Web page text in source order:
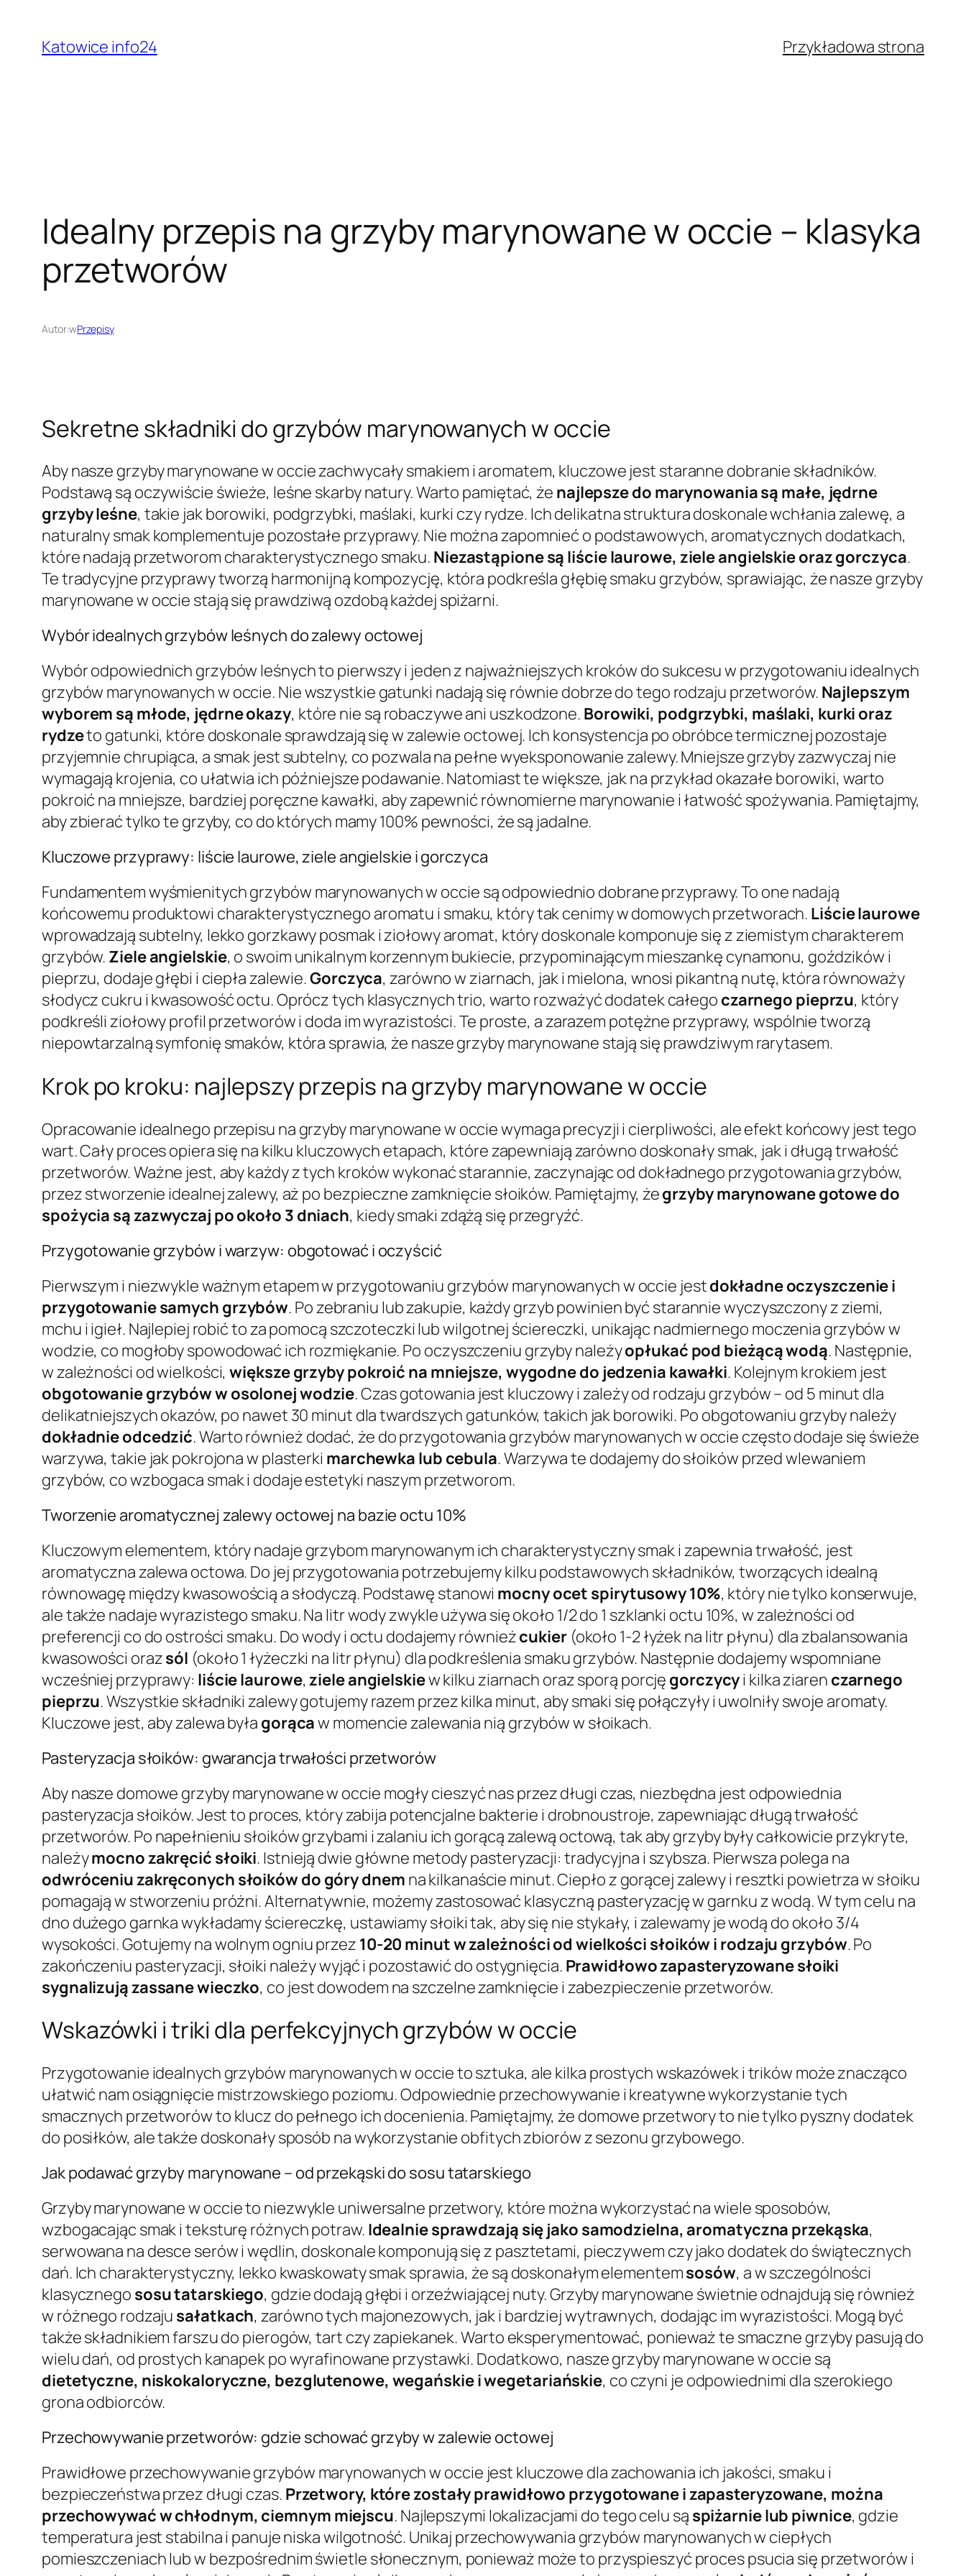
treści
Katowice info24 Przykładowa strona
Idealny przepis na grzyby marynowane w occie – klasyka
przetworów
Autor:wPrzepisy
Sekretne składniki do grzybów marynowanych w occie
Aby nasze grzyby marynowane w occie zachwycały smakiem i aromatem, kluczowe jest staranne dobranie składników.
Podstawą są oczywiście świeże, leśne skarby natury. Warto pamiętać, że najlepsze do marynowania są małe, jędrne
grzyby leśne, takie jak borowiki, podgrzybki, maślaki, kurki czy rydze. Ich delikatna struktura doskonale wchłania zalewę, a
naturalny smak komplementuje pozostałe przyprawy. Nie można zapomnieć o podstawowych, aromatycznych dodatkach,
które nadają przetworom charakterystycznego smaku. Niezastąpione są liście laurowe, ziele angielskie oraz gorczyca.
Te tradycyjne przyprawy tworzą harmonijną kompozycję, która podkreśla głębię smaku grzybów, sprawiając, że nasze grzyby
marynowane w occie stają się prawdziwą ozdobą każdej spiżarni.
Wybór idealnych grzybów leśnych do zalewy octowej
Wybór odpowiednich grzybów leśnych to pierwszy i jeden z najważniejszych kroków do sukcesu w przygotowaniu idealnych
grzybów marynowanych w occie. Nie wszystkie gatunki nadają się równie dobrze do tego rodzaju przetworów. Najlepszym
wyborem są młode, jędrne okazy, które nie są robaczywe ani uszkodzone. Borowiki, podgrzybki, maślaki, kurki oraz
rydzeto gatunki, które doskonale sprawdzają się w zalewie octowej. Ich konsystencja po obróbce termicznej pozostaje
przyjemnie chrupiąca, a smak jest subtelny, co pozwala na pełne wyeksponowanie zalewy. Mniejsze grzyby zazwyczaj nie
wymagają krojenia, co ułatwia ich późniejsze podawanie. Natomiast te większe, jak na przykład okazałe borowiki, warto
pokroić na mniejsze, bardziej poręczne kawałki, aby zapewnić równomierne marynowanie i łatwość spożywania. Pamiętajmy,
aby zbierać tylko te grzyby, co do których mamy 100% pewności, że są jadalne.
Kluczowe przyprawy: liście laurowe, ziele angielskie i gorczyca
Fundamentem wyśmienitych grzybów marynowanych w occie są odpowiednio dobrane przyprawy. To one nadają
końcowemu produktowi charakterystycznego aromatu i smaku, który tak cenimy w domowych przetworach. Liście laurowe
wprowadzają subtelny, lekko gorzkawy posmak i ziołowy aromat, który doskonale komponuje się z ziemistym charakterem
grzybów. Ziele angielskie, o swoim unikalnym korzennym bukiecie, przypominającym mieszankę cynamonu, goździków i
pieprzu, dodaje głębi i ciepła zalewie.Gorczyca, zarówno w ziarnach, jak i mielona, wnosi pikantną nutę, która równoważy
słodycz cukru i kwasowość octu. Oprócz tych klasycznych trio, warto rozważyć dodatek całego czarnego pieprzu, który
podkreśli ziołowy profil przetworów i doda im wyrazistości. Te proste, a zarazem potężne przyprawy, wspólnie tworzą
niepowtarzalną symfonię smaków, która sprawia, że nasze grzyby marynowane stają się prawdziwym rarytasem.
Krok po kroku: najlepszy przepis na grzyby marynowane w occie
Opracowanie idealnego przepisu na grzyby marynowane w occie wymaga precyzji i cierpliwości, ale efekt końcowy jest tego
wart. Cały proces opiera się na kilku kluczowych etapach, które zapewniają zarówno doskonały smak, jak i długą trwałość
przetworów. Ważne jest, aby każdy z tych kroków wykonać starannie, zaczynając od dokładnego przygotowania grzybów,
przez stworzenie idealnej zalewy, aż po bezpieczne zamknięcie słoików. Pamiętajmy, żegrzyby marynowane gotowe do
spożycia są zazwyczaj po około 3 dniach, kiedy smaki zdążą się przegryźć.
Przygotowanie grzybów i warzyw: obgotować i oczyścić
Pierwszym i niezwykle ważnym etapem w przygotowaniu grzybów marynowanych w occie jestdokładne oczyszczenie i
przygotowanie samych grzybów. Po zebraniu lub zakupie, każdy grzyb powinien być starannie wyczyszczony z ziemi,
mchu i igieł. Najlepiej robić to za pomocą szczoteczki lub wilgotnej ściereczki, unikając nadmiernego moczenia grzybów w
wodzie, co mogłoby spowodować ich rozmiękanie. Po oczyszczeniu grzyby należyopłukać pod bieżącą wodą. Następnie,
w zależności od wielkości,większe grzyby pokroić na mniejsze, wygodne do jedzenia kawałki. Kolejnym krokiem jest
obgotowanie grzybów w osolonej wodzie. Czas gotowania jest kluczowy i zależy od rodzaju grzybów – od 5 minut dla
delikatniejszych okazów, po nawet 30 minut dla twardszych gatunków, takich jak borowiki. Po obgotowaniu grzyby należy
dokładnie odcedzić. Warto również dodać, że do przygotowania grzybów marynowanych w occie często dodaje się świeże
warzywa, takie jak pokrojona w plasterki marchewka lub cebula. Warzywa te dodajemy do słoików przed wlewaniem
grzybów, co wzbogaca smak i dodaje estetyki naszym przetworom.
Tworzenie aromatycznej zalewy octowej na bazie octu 10%
Kluczowym elementem, który nadaje grzybom marynowanym ich charakterystyczny smak i zapewnia trwałość, jest
aromatyczna zalewa octowa. Do jej przygotowania potrzebujemy kilku podstawowych składników, tworzących idealną
równowagę między kwasowością a słodyczą. Podstawę stanowi mocny ocet spirytusowy 10%, który nie tylko konserwuje,
ale także nadaje wyrazistego smaku. Na litr wody zwykle używa się około 1/2 do 1 szklanki octu 10%, w zależności od
preferencji co do ostrości smaku. Do wody i octu dodajemy równieżcukier(około 1-2 łyżek na litr płynu) dla zbalansowania
kwasowości orazsól (około 1 łyżeczki na litr płynu) dla podkreślenia smaku grzybów. Następnie dodajemy wspomniane
wcześniej przyprawy: liście laurowe,ziele angielskiew kilku ziarnach oraz sporą porcję gorczycyi kilka ziaren czarnego
pieprzu. Wszystkie składniki zalewy gotujemy razem przez kilka minut, aby smaki się połączyły i uwolniły swoje aromaty.
Kluczowe jest, aby zalewa była gorącaw momencie zalewania nią grzybów w słoikach.
Pasteryzacja słoików: gwarancja trwałości przetworów
Aby nasze domowe grzyby marynowane w occie mogły cieszyć nas przez długi czas, niezbędna jest odpowiednia
pasteryzacja słoików. Jest to proces, który zabija potencjalne bakterie i drobnoustroje, zapewniając długą trwałość
przetworów. Po napełnieniu słoików grzybami i zalaniu ich gorącą zalewą octową, tak aby grzyby były całkowicie przykryte,
należymocno zakręcić słoiki. Istnieją dwie główne metody pasteryzacji: tradycyjna i szybsza. Pierwsza polega na
odwróceniu zakręconych słoików do góry dnem na kilkanaście minut. Ciepło z gorącej zalewy i resztki powietrza w słoiku
pomagają w stworzeniu próżni. Alternatywnie, możemy zastosować klasyczną pasteryzację w garnku z wodą. W tym celu na
dno dużego garnka wykładamy ściereczkę, ustawiamy słoiki tak, aby się nie stykały, i zalewamy je wodą do około 3/4
wysokości. Gotujemy na wolnym ogniu przez 10-20 minut w zależności od wielkości słoików i rodzaju grzybów. Po
zakończeniu pasteryzacji, słoiki należy wyjąć i pozostawić do ostygnięcia. Prawidłowo zapasteryzowane słoiki
sygnalizują zassane wieczko, co jest dowodem na szczelne zamknięcie i zabezpieczenie przetworów.
Wskazówki i triki dla perfekcyjnych grzybów w occie
Przygotowanie idealnych grzybów marynowanych w occie to sztuka, ale kilka prostych wskazówek i trików może znacząco
ułatwić nam osiągnięcie mistrzowskiego poziomu. Odpowiednie przechowywanie i kreatywne wykorzystanie tych
smacznych przetworów to klucz do pełnego ich docenienia. Pamiętajmy, że domowe przetwory to nie tylko pyszny dodatek
do posiłków, ale także doskonały sposób na wykorzystanie obfitych zbiorów z sezonu grzybowego.
Jak podawać grzyby marynowane – od przekąski do sosu tatarskiego
Grzyby marynowane w occie to niezwykle uniwersalne przetwory, które można wykorzystać na wiele sposobów,
wzbogacając smak i teksturę różnych potraw. Idealnie sprawdzają się jako samodzielna, aromatyczna przekąska,
serwowana na desce serów i wędlin, doskonale komponują się z pasztetami, pieczywem czy jako dodatek do świątecznych
dań. Ich charakterystyczny, lekko kwaskowaty smak sprawia, że są doskonałym elementemsosów, a w szczególności
klasycznego sosu tatarskiego, gdzie dodają głębi i orzeźwiającej nuty. Grzyby marynowane świetnie odnajdują się również
w różnego rodzaju sałatkach, zarówno tych majonezowych, jak i bardziej wytrawnych, dodając im wyrazistości. Mogą być
także składnikiem farszu do pierogów, tart czy zapiekanek. Warto eksperymentować, ponieważ te smaczne grzyby pasują do
wielu dań, od prostych kanapek po wyrafinowane przystawki. Dodatkowo, nasze grzyby marynowane w occie są
dietetyczne, niskokaloryczne, bezglutenowe, wegańskie i wegetariańskie, co czyni je odpowiednimi dla szerokiego
grona odbiorców.
Przechowywanie przetworów: gdzie schować grzyby w zalewie octowej
Prawidłowe przechowywanie grzybów marynowanych w occie jest kluczowe dla zachowania ich jakości, smaku i
bezpieczeństwa przez długi czas. Przetwory, które zostały prawidłowo przygotowane i zapasteryzowane, można
przechowywać w chłodnym, ciemnym miejscu. Najlepszymi lokalizacjami do tego celu są spiżarnie lub piwnice, gdzie
temperatura jest stabilna i panuje niska wilgotność. Unikaj przechowywania grzybów marynowanych w ciepłych
pomieszczeniach lub w bezpośrednim świetle słonecznym, ponieważ może to przyspieszyć proces psucia się przetworów i